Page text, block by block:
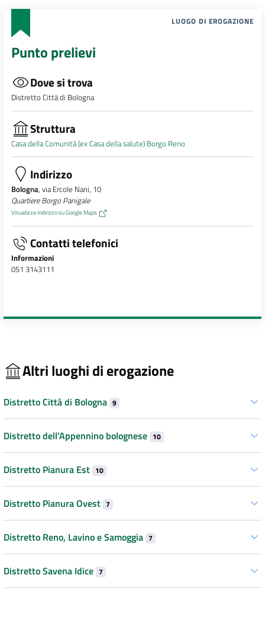
LUOGO DI EROGAZIONE
Punto prelievi
Dove si trova
Distretto Città di Bologna
Struttura
Casa della Comunità (ex Casa della salute) Borgo Reno
Indirizzo
Bologna, via Ercole Nani, 10
Quartiere Borgo Panigale
Visualizza indirizzo su Google Maps
Contatti telefonici
Informazioni
051 3143111
Altri luoghi di erogazione
Distretto Città di Bologna 9
Distretto dell’Appennino bolognese 10
Distretto Pianura Est 10
Distretto Pianura Ovest 7
Distretto Reno, Lavino e Samoggia 7
Distretto Savena Idice 7